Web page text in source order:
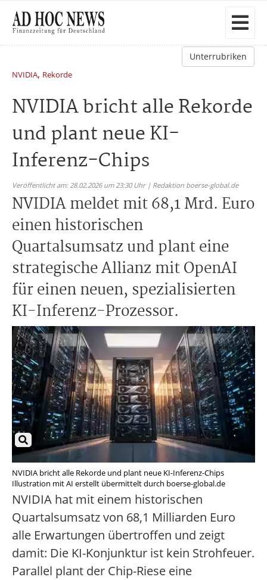
Unterrubriken
NVIDIA, Rekorde
NVIDIA bricht alle Rekorde
und plant neue KI-
Inferenz-Chips
Veröffentlicht am: 28.02.2026 um 23:30 Uhr | Redaktion boerse-global.de
NVIDIA meldet mit 68,1 Mrd. Euro
einen historischen
Quartalsumsatz und plant eine
strategische Allianz mit OpenAI
für einen neuen, spezialisierten
KI-Inferenz-Prozessor.
NVIDIA bricht alle Rekorde und plant neue KI-Inferenz-Chips
Illustration mit AI erstellt übermittelt durch boerse-global.de
NVIDIA hat mit einem historischen
Quartalsumsatz von 68,1 Milliarden Euro
alle Erwartungen übertroffen und zeigt
damit: Die KI-Konjunktur ist kein Strohfeuer.
Parallel plant der Chip-Riese eine